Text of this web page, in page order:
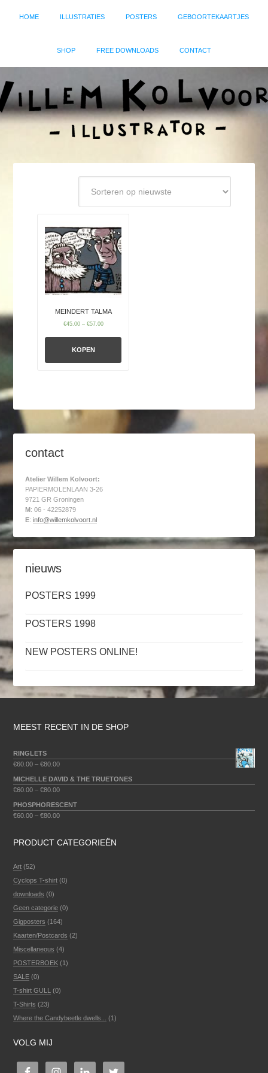
HOME ILLUSTRATIES POSTERS GEBOORTEKAARTJES
SHOP FREE DOWNLOADS CONTACT
MEINDERT TALMA
€45.00– €57.00
KOPEN
contact
Atelier Willem Kolvoort:
PAPIERMOLENLAAN 3-26
9721 GR Groningen
M : 06 - 42252879
E:info@willemkolvoort.nl
nieuws
POSTERS 1999
POSTERS 1998
NEW POSTERS ONLINE!
MEEST RECENT IN DE SHOP
RINGLETS
€60.00 –€80.00
MICHELLE DAVID & THE TRUETONES
€60.00 –€80.00
PHOSPHORESCENT
€60.00 –€80.00
PRODUCT CATEGORIEËN
Art (52)
Cyclops T-shirt (0)
downloads (0)
Geen categorie (0)
Gigposters (164)
Kaarten/Postcards (2)
Miscellaneous (4)
POSTERBOEK (1)
SALE (0)
T-shirt GULL
(0)
T-Shirts (23)
Where the Candybeetle dwells...
(1)
VOLG MIJ